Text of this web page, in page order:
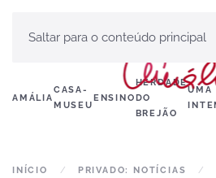
Saltar para o conteúdo principal
AMÁLIA
CASA-
MUSEU
ENSINO
HERDADE
DO
BREJÃO
UMA
INÍCIO PRIVADO: NOTÍCIAS